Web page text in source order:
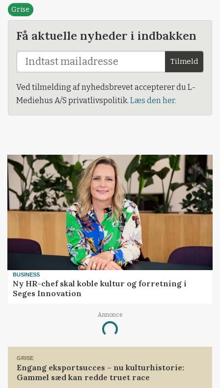
Grise
Få aktuelle nyheder i indbakken
Tilmeld
Ved tilmelding af nyhedsbrevet accepterer du L-
Mediehus A/S privatlivspolitik. Læs den her.
BUSINESS
Ny HR-chef skal koble kultur og forretning i
Seges Innovation
Annonce
Loading...
GRISE
Engang eksportsucces – nu kulturhistorie:
Gammel sæd kan redde truet race